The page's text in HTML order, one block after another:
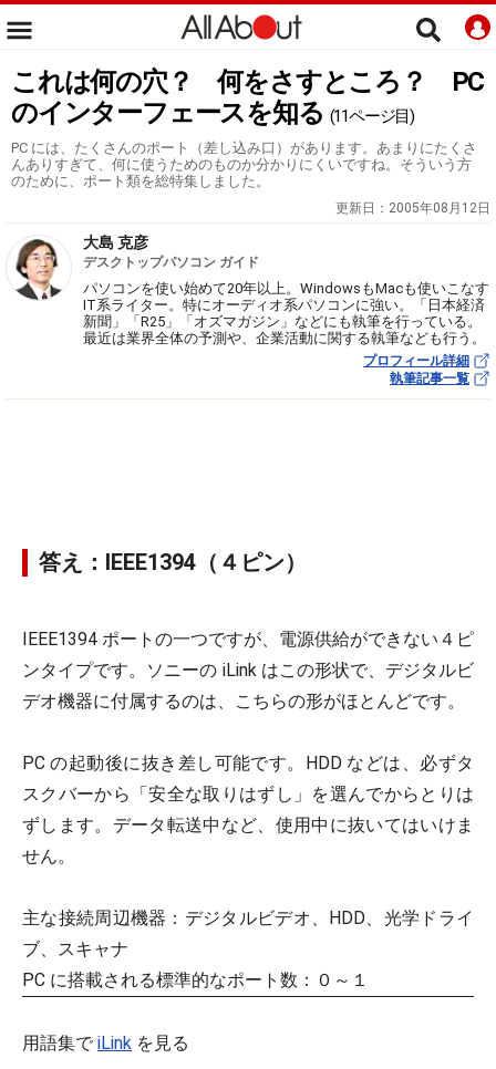
これは何の穴？ 何をさすところ？ PC
のインターフェースを知る (11ページ目)
PC には、たくさんのポート（差し込み口）があります。あまりにたくさ
んありすぎて、何に使うためのものか分かりにくいですね。そういう方
のために、ポート類を総特集しました。
更新日： 2005年08月12日
大島 克彦
デスクトップパソコン ガイド
パソコンを使い始めて20年以上。WindowsもMacも使いこなす
IT系ライター。特にオーディオ系パソコンに強い。「日本経済
新聞」「R25」「オズマガジン」などにも執筆を行っている。
最近は業界全体の予測や、企業活動に関する執筆なども行う。
プロフィール詳細
執筆記事一覧
答え：IEEE1394（４ピン）
IEEE1394 ポートの一つですが、電源供給ができない４ピ
ンタイプです。ソニーの iLink はこの形状で、デジタルビ
デオ機器に付属するのは、こちらの形がほとんどです。
PC の起動後に抜き差し可能です。HDD などは、必ずタ
スクバーから「安全な取りはずし」を選んでからとりは
ずします。データ転送中など、使用中に抜いてはいけま
せん。
主な接続周辺機器：デジタルビデオ、HDD、光学ドライ
ブ、スキャナ
PC に搭載される標準的なポート数：０～１
用語集で iLink を見る